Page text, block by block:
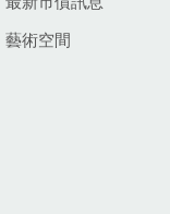
藝術空間